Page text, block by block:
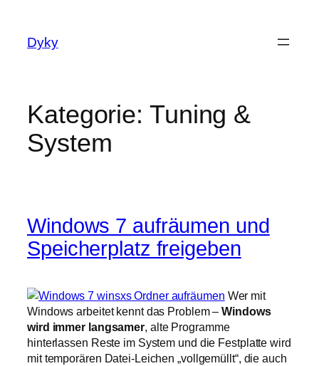
springen
Dyky
Kategorie: Tuning &
System
Windows 7 aufräumen und
Speicherplatz freigeben
Wer mit
Windows arbeitet kennt das Problem –Windows
wird immer langsamer, alte Programme
hinterlassen Reste im System und die Festplatte wird
mit temporären Datei-Leichen „vollgemüllt“, die auch